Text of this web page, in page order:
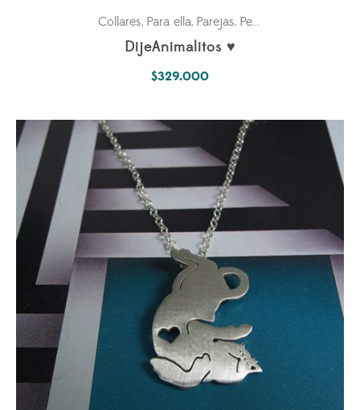
Collares, Para ella, Parejas, Petlovers
DijeAnimalitos ♥
$329.000